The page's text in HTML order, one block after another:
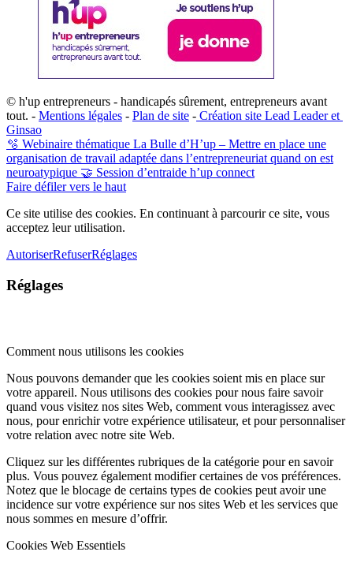
© h'up entrepreneurs - handicapés sûrement, entrepreneurs avant
tout. - Mentions légales - Plan de site - ​Création site ​​Lead Leader​ et ​
G​insao
🫧 Webinaire thématique La Bulle d’H’up – Mettre en place une
organisation de travail adaptée dans l’entrepreneuriat quand on est
neuroatypique 🤝 Session d’entraide h’up connect
Faire défiler vers le haut
Ce site utilise des cookies. En continuant à parcourir ce site, vous
acceptez leur utilisation.
AutoriserRefuserRéglages
Réglages
Comment nous utilisons les cookies
Nous pouvons demander que les cookies soient mis en place sur
votre appareil. Nous utilisons des cookies pour nous faire savoir
quand vous visitez nos sites Web, comment vous interagissez avec
nous, pour enrichir votre expérience utilisateur, et pour personnaliser
votre relation avec notre site Web.
Cliquez sur les différentes rubriques de la catégorie pour en savoir
plus. Vous pouvez également modifier certaines de vos préférences.
Notez que le blocage de certains types de cookies peut avoir une
incidence sur votre expérience sur nos sites Web et les services que
nous sommes en mesure d’offrir.
Cookies Web Essentiels